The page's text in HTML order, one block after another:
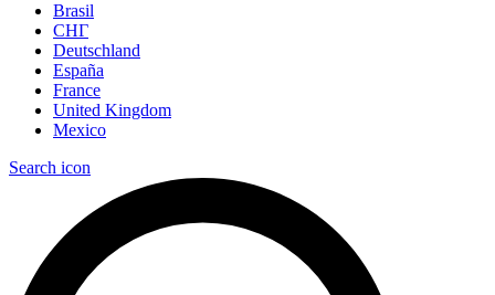
Brasil
СНГ
Deutschland
España
France
United Kingdom
Mexico
Search icon